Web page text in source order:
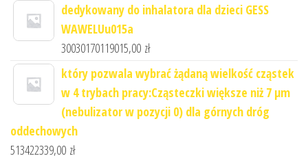
dedykowany do inhalatora dla dzieci GESS
WAWELUu015a
30030170119015,00 zł
który pozwala wybrać żądaną wielkość cząstek
w 4 trybach pracy:Cząsteczki większe niż 7 μm
(nebulizator w pozycji 0) dla górnych dróg
oddechowych
513422339,00 zł